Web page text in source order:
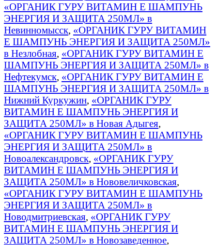
«ОРГАНИК ГУРУ ВИТАМИН E ШАМПУНЬ
ЭНЕРГИЯ И ЗАЩИТА 250МЛ» в
Невинномысск, «ОРГАНИК ГУРУ ВИТАМИН
E ШАМПУНЬ ЭНЕРГИЯ И ЗАЩИТА 250МЛ»
в Незлобная, «ОРГАНИК ГУРУ ВИТАМИН E
ШАМПУНЬ ЭНЕРГИЯ И ЗАЩИТА 250МЛ» в
Нефтекумск, «ОРГАНИК ГУРУ ВИТАМИН E
ШАМПУНЬ ЭНЕРГИЯ И ЗАЩИТА 250МЛ» в
Нижний Куркужин, «ОРГАНИК ГУРУ
ВИТАМИН E ШАМПУНЬ ЭНЕРГИЯ И
ЗАЩИТА 250МЛ» в Новая Адыгея,
«ОРГАНИК ГУРУ ВИТАМИН E ШАМПУНЬ
ЭНЕРГИЯ И ЗАЩИТА 250МЛ» в
Новоалександровск, «ОРГАНИК ГУРУ
ВИТАМИН E ШАМПУНЬ ЭНЕРГИЯ И
ЗАЩИТА 250МЛ» в Нововеличковская,
«ОРГАНИК ГУРУ ВИТАМИН E ШАМПУНЬ
ЭНЕРГИЯ И ЗАЩИТА 250МЛ» в
Новодмитриевская, «ОРГАНИК ГУРУ
ВИТАМИН E ШАМПУНЬ ЭНЕРГИЯ И
ЗАЩИТА 250МЛ» в Новозаведенное,